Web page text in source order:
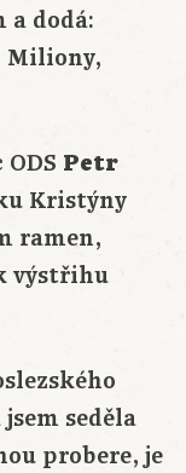
a dodá:
Miliony,
Petr
Kristýny
ramen,
výstřihu
seděla
probere, je